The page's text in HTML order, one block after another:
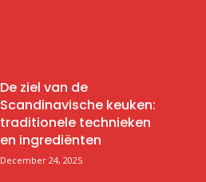
De ziel van de
Scandinavische keuken:
traditionele technieken
en ingrediënten
December 24, 2025